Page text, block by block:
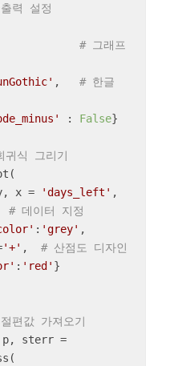
력 설정
# 그래프
, # 한글
: False}
식 그리기
x =
'days_left' ,
# 데이터 지정
: 'grey'
'+' , # 산점도 디자인
: 'red'
편값 가져오기
sterr =